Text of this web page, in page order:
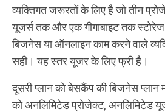
व्यक्तिगत जरूरतों के लिए है जो तीन
यूजर्स तक और एक गीगाबाइट तक
बिजनेस या ऑनलाइन काम करने वाले
सही। यह स्तर यूजर के लिए फ्री है।
दूसरी प्लान को बेसकैंप की बिजनेस प्लान
को अनलिमिटेड प्रोजेक्ट, अनलिमिटेड